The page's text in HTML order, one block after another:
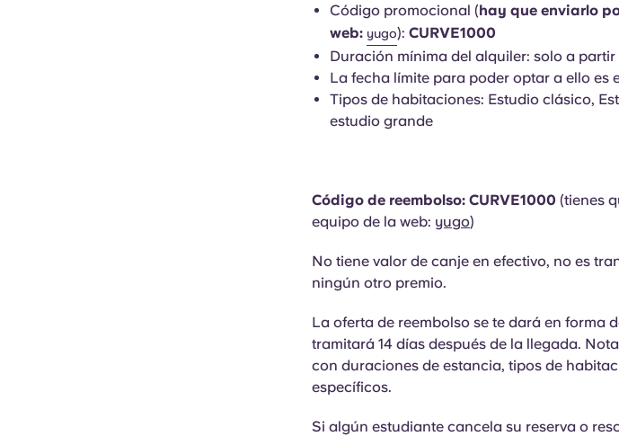
Código promocional (hay que enviarlo
web: yugo): CURVE1000
Duración mínima del alquiler: solo a partir
La fecha límite para poder optar a ello es
Tipos de habitaciones: Estudio clásico,
estudio grande
Código de reembolso: CURVE1000 (tienes
equipo de la web: yugo)
No tiene valor de canje en efectivo, no es
ningún otro premio.
La oferta de reembolso se te dará en forma
tramitará 14 días después de la llegada.
con duraciones de estancia, tipos de
específicos.
Si algún estudiante cancela su reserva o